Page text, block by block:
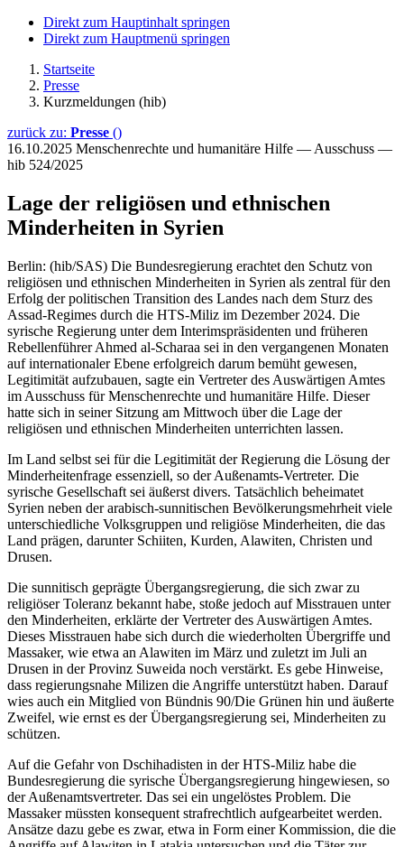
Direkt zum Hauptinhalt springen
Direkt zum Hauptmenü springen
Startseite
Presse
Kurzmeldungen (hib)
zurück zu: Presse ()
16.10.2025 Menschenrechte und humanitäre Hilfe — Ausschuss —
hib 524/2025
Lage der religiösen und ethnischen
Minderheiten in Syrien
Berlin: (hib/SAS) Die Bundesregierung erachtet den Schutz von
religiösen und ethnischen Minderheiten in Syrien als zentral für den
Erfolg der politischen Transition des Landes nach dem Sturz des
Assad-Regimes durch die HTS-Miliz im Dezember 2024. Die
syrische Regierung unter dem Interimspräsidenten und früheren
Rebellenführer Ahmed al-Scharaa sei in den vergangenen Monaten
auf internationaler Ebene erfolgreich darum bemüht gewesen,
Legitimität aufzubauen, sagte ein Vertreter des Auswärtigen Amtes
im Ausschuss für Menschenrechte und humanitäre Hilfe. Dieser
hatte sich in seiner Sitzung am Mittwoch über die Lage der
religiösen und ethnischen Minderheiten unterrichten lassen.
Im Land selbst sei für die Legitimität der Regierung die Lösung der
Minderheitenfrage essenziell, so der Außenamts-Vertreter. Die
syrische Gesellschaft sei äußerst divers. Tatsächlich beheimatet
Syrien neben der arabisch-sunnitischen Bevölkerungsmehrheit viele
unterschiedliche Volksgruppen und religiöse Minderheiten, die das
Land prägen, darunter Schiiten, Kurden, Alawiten, Christen und
Drusen.
Die sunnitisch geprägte Übergangsregierung, die sich zwar zu
religiöser Toleranz bekannt habe, stoße jedoch auf Misstrauen unter
den Minderheiten, erklärte der Vertreter des Auswärtigen Amtes.
Dieses Misstrauen habe sich durch die wiederholten Übergriffe und
Massaker, wie etwa an Alawiten im März und zuletzt im Juli an
Drusen in der Provinz Suweida noch verstärkt. Es gebe Hinweise,
dass regierungsnahe Milizen die Angriffe unterstützt haben. Darauf
wies auch ein Mitglied von Bündnis 90/Die Grünen hin und äußerte
Zweifel, wie ernst es der Übergangsregierung sei, Minderheiten zu
schützen.
Auf die Gefahr von Dschihadisten in der HTS-Miliz habe die
Bundesregierung die syrische Übergangsregierung hingewiesen, so
der Außenamtsvertreter. Das sei ein ungelöstes Problem. Die
Massaker müssten konsequent strafrechtlich aufgearbeitet werden.
Ansätze dazu gebe es zwar, etwa in Form einer Kommission, die die